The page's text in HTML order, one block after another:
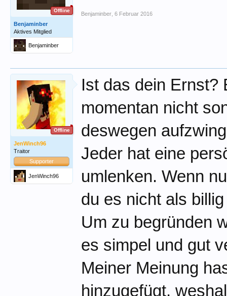
Offline
Benjaminber
Aktives Mitglied
Benjaminber
Benjaminber 6 Februar 2016
Offline
JenWinch96
Traitor
Supporter
JenWinch96
Ist das dein Ernst?
momentan nicht
deswegen
Jeder hat eine
umlenken. Wenn
du es nicht als
Um zu begründen
es simpel und gut
Meiner Meinung
hinzugefügt,